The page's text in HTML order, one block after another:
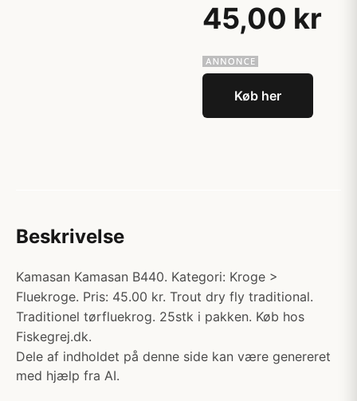
45,00 kr
Køb her
Beskrivelse
Kamasan Kamasan B440. Kategori: Kroge >
Fluekroge. Pris: 45.00 kr. Trout dry fly traditional.
Traditionel tørfluekrog. 25stk i pakken. Køb hos
Fiskegrej.dk.
Dele af indholdet på denne side kan være genereret
med hjælp fra AI.